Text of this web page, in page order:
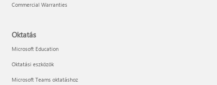
Commercial Warranties
Oktatás
Microsoft Education
Oktatási eszközök
Microsoft Teams oktatáshoz